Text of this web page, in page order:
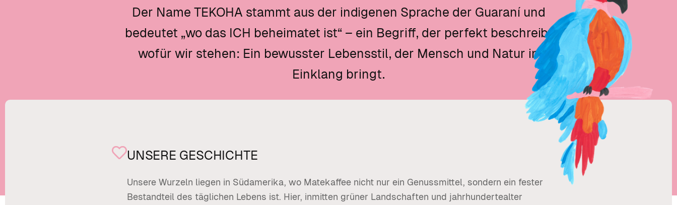
Der Name TEKOHA stammt aus der indigenen Sprache der Guaraní und
bedeutet „wo das ICH beheimatet ist“ – ein Begriff, der perfekt beschreibt
wofür wir stehen: Ein bewusster Lebensstil, der Mensch und Natur in
Einklang bringt.
UNSERE GESCHICHTE
Unsere Wurzeln liegen in Südamerika, wo Matekaffee nicht nur ein Genussmittel, sondern ein fester
Bestandteil des täglichen Lebens ist. Hier, inmitten grüner Landschaften und jahrhundertealter